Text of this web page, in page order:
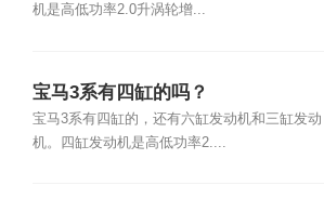
机是高低功率2.0升涡轮增...
宝马3系有四缸的吗？
宝马3系有四缸的，还有六缸发动机和三缸发动
机。四缸发动机是高低功率2....